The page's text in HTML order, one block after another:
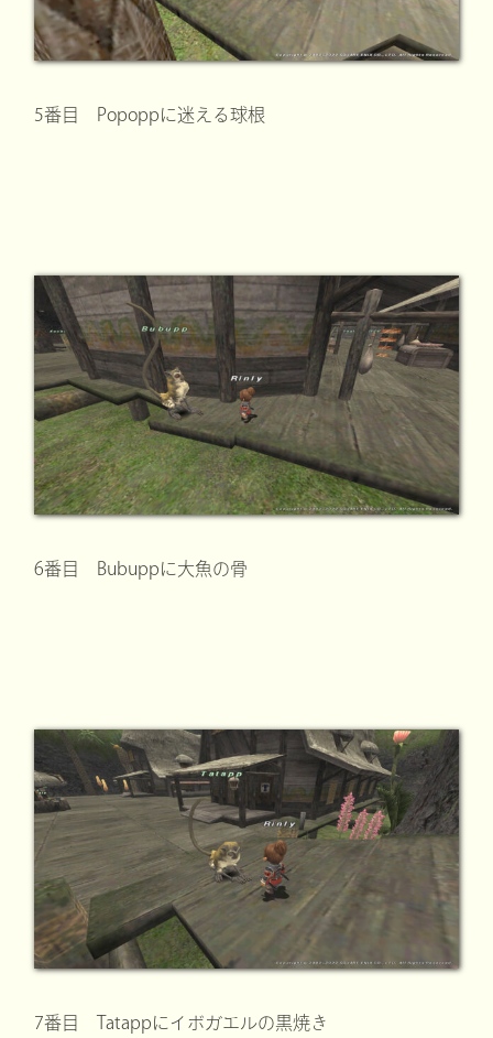
5番目 Popoppに迷える球根
6番目 Bubuppに大魚の骨
7番目 Tatappにイボガエルの黒焼き